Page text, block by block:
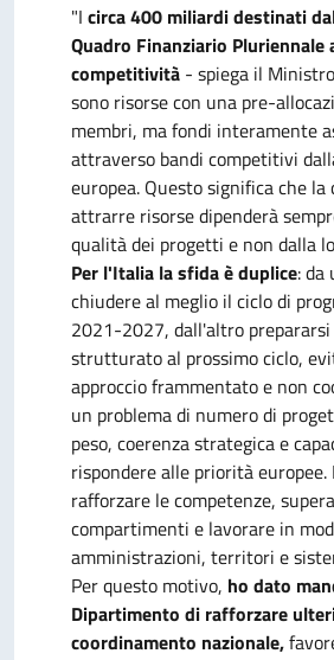
"I circa 400 miliardi destinati
Quadro Finanziario Pluriennale
competitività - spiega il
sono risorse con una pre-
membri, ma fondi interamente
attraverso bandi competitivi
europea. Questo significa che la
attrarre risorse dipenderà
qualità dei progetti e non dalla
Per l'Italia la sfida è duplice: da
chiudere al meglio il ciclo di
2021-2027, dall'altro
strutturato al prossimo ciclo,
approccio frammentato e non
un problema di numero di
peso, coerenza strategica e
rispondere alle priorità europee.
rafforzare le competenze,
compartimenti e lavorare in
amministrazioni, territori e
Per questo motivo, ho dato
Dipartimento di rafforzare
coordinamento nazionale,